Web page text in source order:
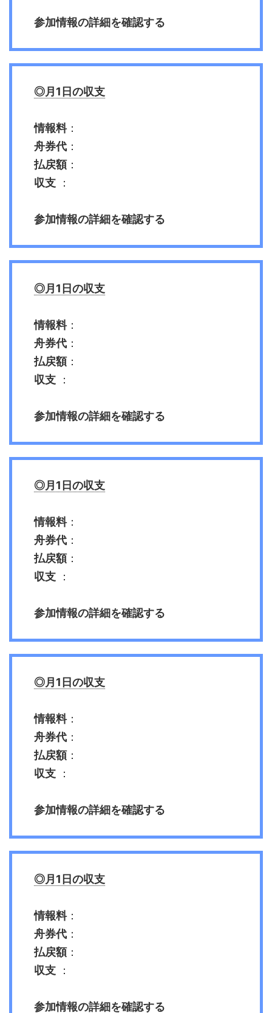
参加情報の詳細を確認する
◎月1日の収支
情報料：
舟券代 ：
払戻額：
収支 ：
参加情報の詳細を確認する
◎月1日の収支
情報料：
舟券代 ：
払戻額：
収支 ：
参加情報の詳細を確認する
◎月1日の収支
情報料：
舟券代 ：
払戻額：
収支 ：
参加情報の詳細を確認する
◎月1日の収支
情報料：
舟券代 ：
払戻額：
収支 ：
参加情報の詳細を確認する
◎月1日の収支
情報料：
舟券代 ：
払戻額：
収支 ：
参加情報の詳細を確認する